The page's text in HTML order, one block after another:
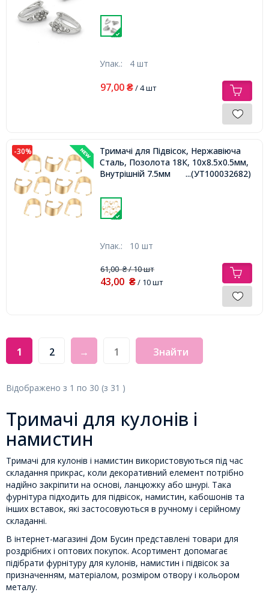
Упак.: 4 шт
97,00 ₴/ 4 шт
-30%
Тримачі для Підвісок, Нержавіюча
Сталь, Позолота 18К, 10х8.5х0.5мм,
Внутрішній 7.5мм
...(УТ100032682)
Упак.: 10 шт
61,00₴/ 10 шт
43,00 ₴/ 10 шт
1 2 → Знайти
Відображено з 1 по 30 (з 31 )
Тримачі для кулонів і
намистин
Тримачі для кулонів і намистин використовуються під час
складання прикрас, коли декоративний елемент потрібно
надійно закріпити на основі, ланцюжку або шнурі. Така
фурнітура підходить для підвісок, намистин, кабошонів та
інших вставок, які застосовуються в ручному і серійному
складанні.
В інтернет-магазині Дом Бусин представлені товари для
роздрібних і оптових покупок. Асортимент допомагає
підібрати фурнітуру для кулонів, намистин і підвісок за
призначенням, матеріалом, розміром отвору і кольором
металу.